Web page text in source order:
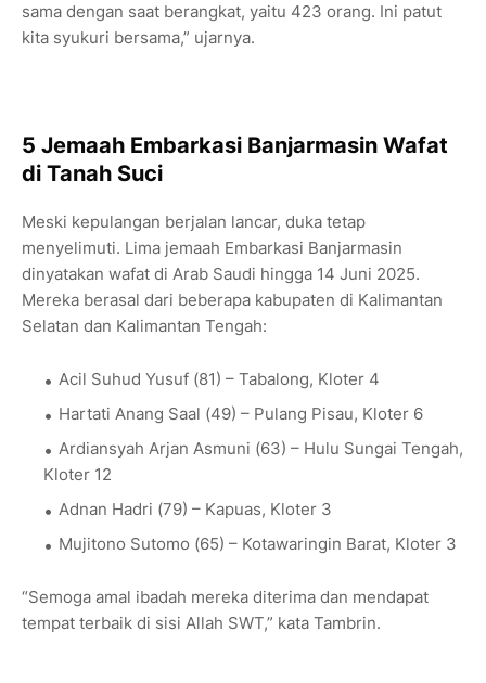
sama dengan saat berangkat, yaitu 423 orang. Ini patut
kita syukuri bersama,” ujarnya.
5 Jemaah Embarkasi Banjarmasin Wafat
di Tanah Suci
Meski kepulangan berjalan lancar, duka tetap
menyelimuti. Lima jemaah Embarkasi Banjarmasin
dinyatakan wafat di Arab Saudi hingga 14 Juni 2025.
Mereka berasal dari beberapa kabupaten di Kalimantan
Selatan dan Kalimantan Tengah:
Acil Suhud Yusuf (81) – Tabalong, Kloter 4
Hartati Anang Saal (49) – Pulang Pisau, Kloter 6
Ardiansyah Arjan Asmuni (63) – Hulu Sungai Tengah,
Kloter 12
Adnan Hadri (79) – Kapuas, Kloter 3
Mujitono Sutomo (65) – Kotawaringin Barat, Kloter 3
“Semoga amal ibadah mereka diterima dan mendapat
tempat terbaik di sisi Allah SWT,” kata Tambrin.